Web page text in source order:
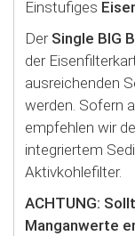
Einstufiges
Der Single BIG
der
ausreichenden
werden. Sofern
empfehlen wir
integriertem
Aktivkohlefilter.
ACHTUNG:
Manganwerte